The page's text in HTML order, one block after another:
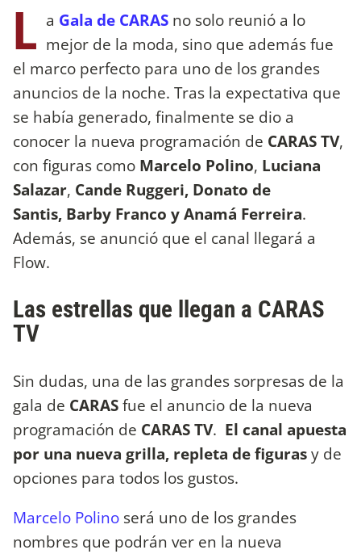
L a Gala de CARAS no solo reunió a lo
mejor de la moda, sino que además fue
el marco perfecto para uno de los grandes
anuncios de la noche. Tras la expectativa que
se había generado, finalmente se dio a
conocer la nueva programación de CARAS TV,
con figuras como Marcelo Polino, Luciana
Salazar, Cande Ruggeri, Donato de
Santis, Barby Franco y Anamá Ferreira.
Además, se anunció que el canal llegará a
Flow.
Las estrellas que llegan a CARAS
TV
Sin dudas, una de las grandes sorpresas de la
gala de CARASfue el anuncio de la nueva
programación de CARAS TV. El canal apuesta
por una nueva grilla, repleta de figurasy de
opciones para todos los gustos.
Marcelo Polino será uno de los grandes
nombres que podrán ver en la nueva